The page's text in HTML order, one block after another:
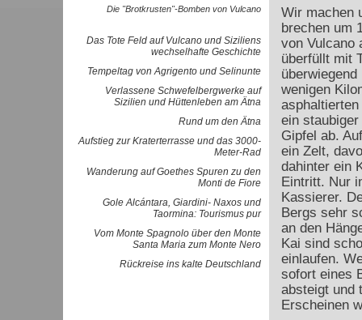
Die "Brotkrusten"-Bomben von Vulcano
Das Tote Feld auf Vulcano und Siziliens
wechselhafte Geschichte
Tempeltag von Agrigento und Selinunte
Verlassene Schwefelbergwerke auf
Sizilien und Hüttenleben am Ätna
Rund um den Ätna
Aufstieg zur Kraterterrasse und das 3000-
Meter-Rad
Wanderung auf Goethes Spuren zu den
Monti de Fiore
Gole Alcántara, Giardini- Naxos und
Taormina: Tourismus pur
Vom Monte Spagnolo über den Monte
Santa Maria zum Monte Nero
Rückreise ins kalte Deutschland
Wir machen
brechen um
von Vulcano
überfüllt mit
wenigen
ein
Gipfel ab.
ein Zelt,
dahinter ein
Eintritt. Nur
Kassierer.
Bergs sehr
an den
Kai sind
einlaufen.
sofort eines
absteigt und
Erscheinen